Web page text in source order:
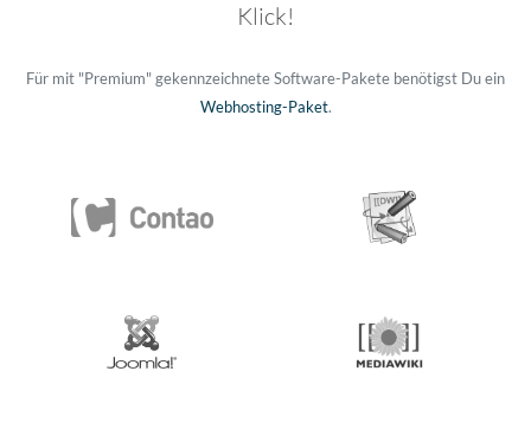
Klick!
Für mit "Premium" gekennzeichnete Software-Pakete benötigst Du ein
Webhosting-Paket.